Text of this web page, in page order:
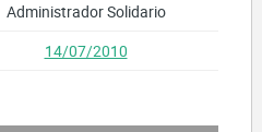
Administrador Solidario
14/07/2010